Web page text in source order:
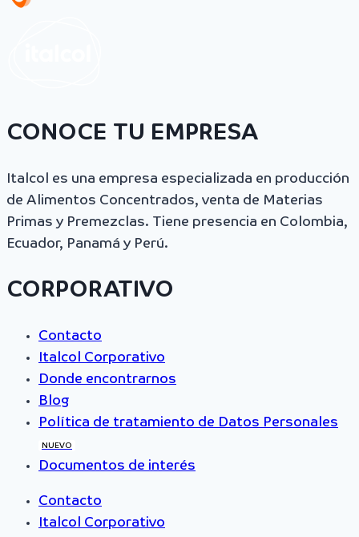
CONOCE TU EMPRESA
Italcol es una empresa especializada en producción
de Alimentos Concentrados, venta de Materias
Primas y Premezclas. Tiene presencia en Colombia,
Ecuador, Panamá y Perú.
CORPORATIVO
Contacto
Italcol Corporativo
Donde encontrarnos
Blog
Política de tratamiento de Datos Personales
NUEVO
Documentos de interés
Contacto
Italcol Corporativo